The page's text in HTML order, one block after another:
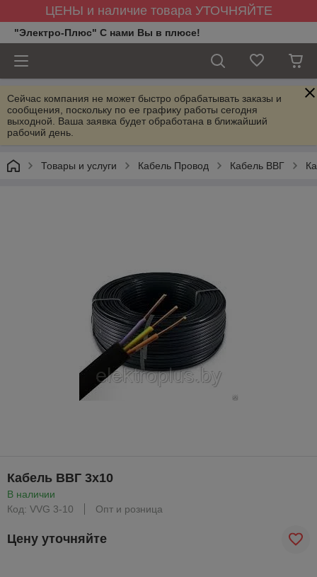
ЦЕНЫ и наличие товара УТОЧНЯЙТЕ
"Электро-Плюс" С нами Вы в плюсе!
Сейчас компания не может быстро обрабатывать заказы и
сообщения, поскольку по ее графику работы сегодня
выходной. Ваша заявка будет обработана в ближайший
рабочий день.
Товары и услуги Кабель Провод Кабель ВВГ
Кабель ВВГ 3х10
В наличии
Код: VVG 3-10
Опт и розница
Цену уточняйте